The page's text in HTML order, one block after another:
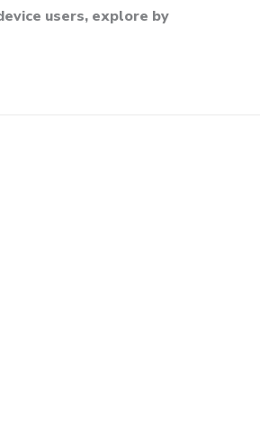
users, explore by